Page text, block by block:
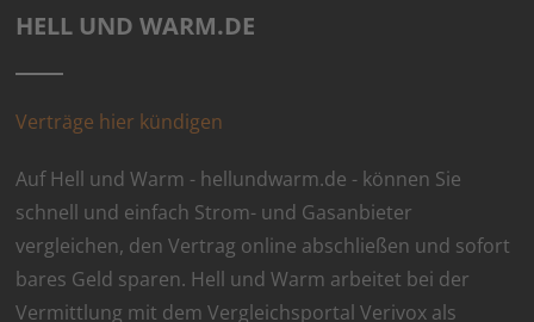
HELL UND WARM.DE
Verträge hier kündigen
Auf Hell und Warm - hellundwarm.de - können Sie
schnell und einfach Strom- und Gasanbieter
vergleichen, den Vertrag online abschließen und sofort
bares Geld sparen. Hell und Warm arbeitet bei der
Vermittlung mit dem Vergleichsportal Verivox als